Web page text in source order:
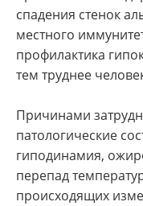
спадения стенок
местного
профилактика
тем труднее
Причинами
патологические
гиподинамия,
перепад
происходящих